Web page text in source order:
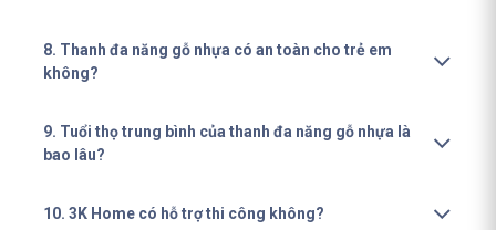
8. Thanh đa năng gỗ nhựa có an toàn cho trẻ em
không?
9. Tuổi thọ trung bình của thanh đa năng gỗ nhựa là
bao lâu?
10. 3K Home có hỗ trợ thi công không?